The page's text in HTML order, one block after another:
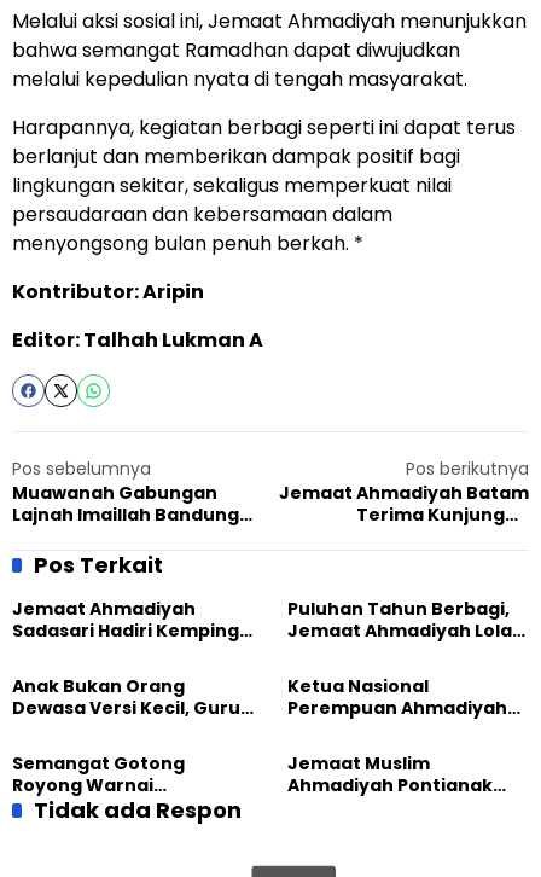
Melalui aksi sosial ini, Jemaat Ahmadiyah menunjukkan
bahwa semangat Ramadhan dapat diwujudkan
melalui kepedulian nyata di tengah masyarakat.
Harapannya, kegiatan berbagi seperti ini dapat terus
berlanjut dan memberikan dampak positif bagi
lingkungan sekitar, sekaligus memperkuat nilai
persaudaraan dan kebersamaan dalam
menyongsong bulan penuh berkah. *
Kontributor: Aripin
Editor: Talhah Lukman A
Pos sebelumnya
Muawanah Gabungan
Lajnah Imaillah Bandung
Pos berikutnya
Jemaat Ahmadiyah Batam
Terima Kunjungan
Pemerintah
Pos Terkait
Jemaat Ahmadiyah
Sadasari Hadiri Kemping
Majalengka
Puluhan Tahun Berbagi,
Jemaat Ahmadiyah Lolak
Sembako kepada Warga
Anak Bukan Orang
Dewasa Versi Kecil, Guru
Pendidikan BERLIAN
Ketua Nasional
Perempuan Ahmadiyah
Besar Universitas
Terbuka
Semangat Gotong
Royong Warnai
Pembangunan Kembali
Jemaat Muslim
Ahmadiyah Pontianak
Tidak ada Respon